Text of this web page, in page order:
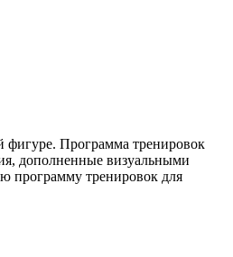
фигуре. Программа тренировок
дополненные визуальными
программу тренировок для